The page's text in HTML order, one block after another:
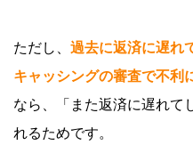
ただし、 過去に返済に遅れ
キャッシングの審査で不利
なら、「また返済に遅れて
れるためです。